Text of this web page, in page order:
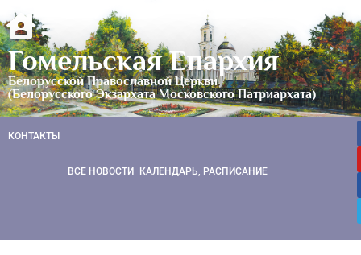
Гомельская Епархия
Белорусской Православной Церкви
(Белорусского Экзархата Московского Патриархата)
КОНТАКТЫ
ВСЕ НОВОСТИ КАЛЕНДАРЬ, РАСПИСАНИЕ